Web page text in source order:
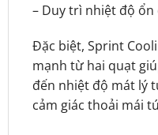
– Duy trì nhiệt độ
Đặc biệt, Sprint
mạnh từ hai quạt
đến nhiệt độ mát lý
cảm giác thoải mái